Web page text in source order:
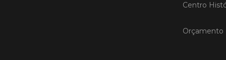
Centro
Orçamento